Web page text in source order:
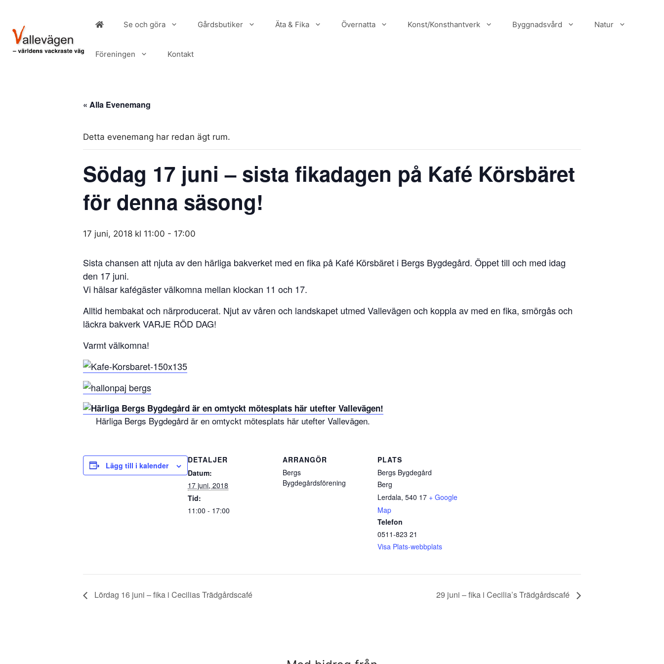
innehåll
Se och göra Gårdsbutiker Äta & Fika Övernatta Konst/Konsthantverk Byggnadsvård Natur
Föreningen Kontakt
« Alla Evenemang
Detta evenemang har redan ägt rum.
Södag 17 juni – sista fikadagen på Kafé Körsbäret
för denna säsong!
17 juni, 2018 kl 11:00 - 17:00
Sista chansen att njuta av den härliga bakverket med en fika på Kafé Körsbäret i Bergs Bygdegård. Öppet till och med idag
den 17 juni.
Vi hälsar kafégäster välkomna mellan klockan 11 och 17.
Alltid hembakat och närproducerat. Njut av våren och landskapet utmed Vallevägen och koppla av med en fika, smörgås och
läckra bakverk VARJE RÖD DAG!
Varmt välkomna!
Härliga Bergs Bygdegård är en omtyckt mötesplats här utefter Vallevägen.
Lägg till i kalender
DETALJER
Datum:
17 juni, 2018
Tid:
11:00 - 17:00
ARRANGÖR
Bergs
Bygdegårdsförening
PLATS
Bergs Bygdegård
Berg
Lerdala, 540 17 + Google
Map
Telefon
0511-823 21
Visa Plats-webbplats
Lördag 16 juni – fika i Cecilias Trädgårdscafé 29 juni – fika i Cecilia’s Trädgårdscafé